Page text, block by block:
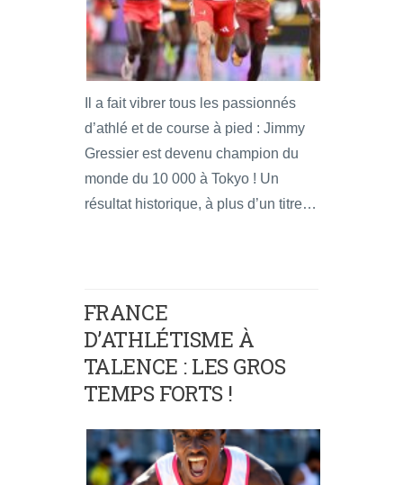
Il a fait vibrer tous les passionnés
d’athlé et de course à pied : Jimmy
Gressier est devenu champion du
monde du 10 000 à Tokyo ! Un
résultat historique, à plus d’un titre…
FRANCE
D’ATHLÉTISME À
TALENCE : LES GROS
TEMPS FORTS !